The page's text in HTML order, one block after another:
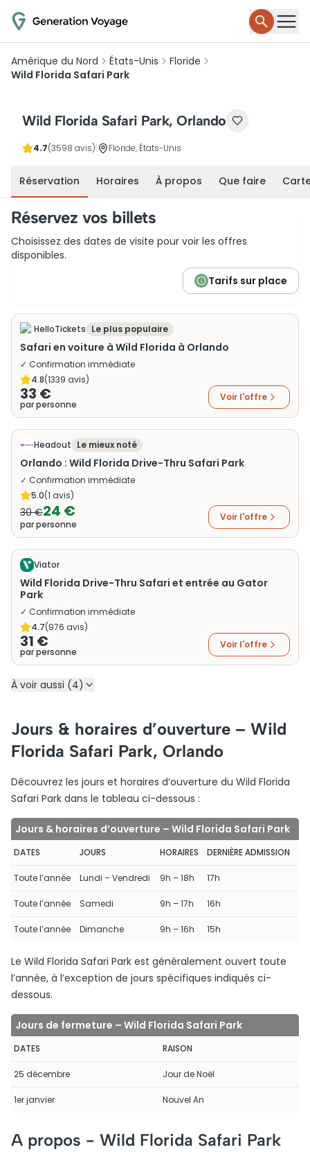
Amérique du Nord États-Unis
Floride
Wild Florida Safari Park
Wild Florida Safari Park, Orlando
4.7(3598 avis) Floride, États-Unis
Réservation Horaires À propos Que faire
Réservez vos billets
Choisissez des dates de visite pour voir les offres
disponibles.
Tarifs sur place
HelloTickets Le plus populaire
Safari en voiture à Wild Florida à Orlando
✓ Confirmation immédiate
4.8(1339 avis)
33 €
par personne
Voir l'offre
Headout Le mieux noté
Orlando : Wild Florida Drive-Thru Safari Park
✓ Confirmation immédiate
5.0(1 avis)
30 €24 €
par personne
Voir l'offre
Viator
Wild Florida Drive-Thru Safari et entrée au Gator
Park
✓ Confirmation immédiate
4.7(976 avis)
31 €
par personne
Voir l'offre
À voir aussi (4)
Jours & horaires d’ouverture – Wild
Florida Safari Park, Orlando
Découvrez les jours et horaires d’ouverture du Wild Florida
Safari Park dans le tableau ci-dessous :
Jours & horaires d’ouverture – Wild Florida Safari Park
DATES JOURS HORAIRES DERNIÈRE ADMISSION
Toute l’année Lundi – Vendredi 9h – 18h 17h
Toute l’année Samedi 9h – 17h 16h
Toute l’année Dimanche 9h – 16h 15h
Le Wild Florida Safari Park est généralement ouvert toute
l’année, à l’exception de jours spécifiques indiqués ci-
dessous.
Jours de fermeture – Wild Florida Safari Park
DATES RAISON
25 décembre Jour de Noël
1er janvier Nouvel An
A propos - Wild Florida Safari Park